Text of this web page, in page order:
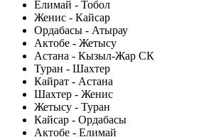
Елимай - Тобол
Женис - Кайсар
Ордабасы - Атырау
Актобе - Жетысу
Астана - Кызыл-Жар СК
Туран - Шахтер
Кайрат - Астана
Шахтер - Женис
Жетысу - Туран
Кайсар - Ордабасы
Актобе - Елимай